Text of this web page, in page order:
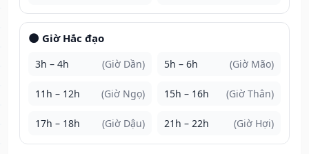
🌑 Giờ Hắc đạo
3h – 4h (Giờ Dần) 5h – 6h (Giờ Mão)
11h – 12h (Giờ Ngọ) 15h – 16h (Giờ Thân)
17h – 18h (Giờ Dậu) 21h – 22h (Giờ Hợi)